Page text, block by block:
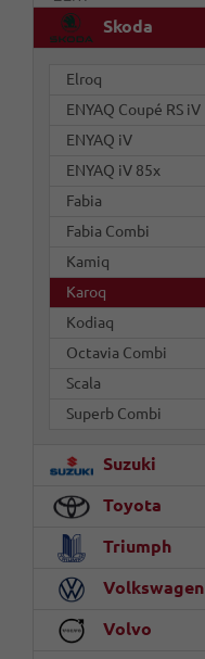
Skoda
Elroq
ENYAQ Coupé RS iV
ENYAQ iV
ENYAQ iV 85x
Fabia
Fabia Combi
Kamiq
Karoq
Kodiaq
Octavia Combi
Scala
Superb Combi
Suzuki
Toyota
Triumph
Volkswagen
Volvo